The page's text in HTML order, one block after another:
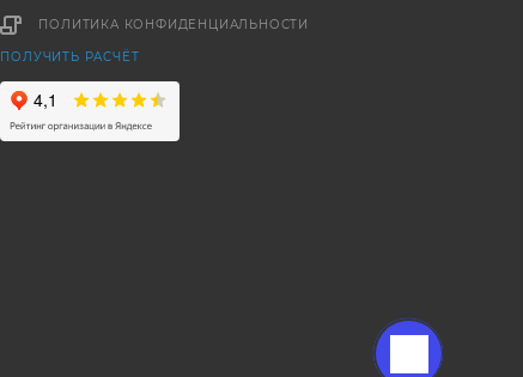
ПОЛИТИКА КОНФИДЕНЦИАЛЬНОСТИ
ПОЛУЧИТЬ РАСЧЁТ